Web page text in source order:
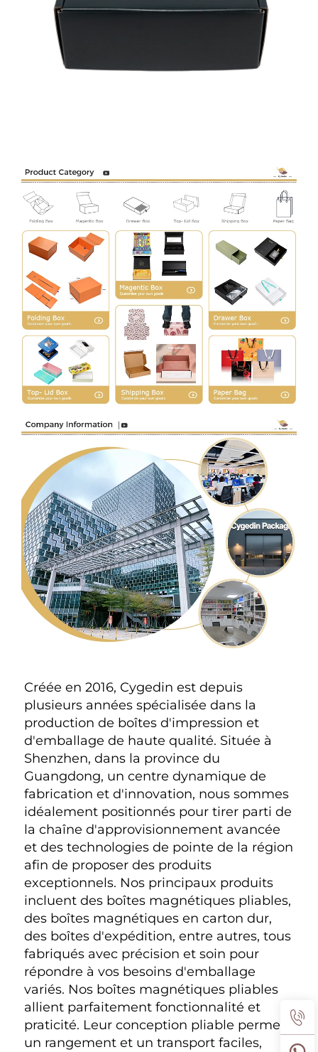
Créée en 2016, Cygedin est depuis
plusieurs années spécialisée dans la
production de boîtes d'impression et
d'emballage de haute qualité. Située à
Shenzhen, dans la province du
Guangdong, un centre dynamique de
fabrication et d'innovation, nous sommes
idéalement positionnés pour tirer parti de
la chaîne d'approvisionnement avancée
et des technologies de pointe de la région
afin de proposer des produits
exceptionnels. Nos principaux produits
incluent des boîtes magnétiques pliables,
des boîtes magnétiques en carton dur,
des boîtes d'expédition, entre autres, tous
fabriqués avec précision et soin pour
répondre à vos besoins d'emballage
variés. Nos boîtes magnétiques pliables
allient parfaitement fonctionnalité et
praticité. Leur conception pliable permet
un rangement et un transport faciles,